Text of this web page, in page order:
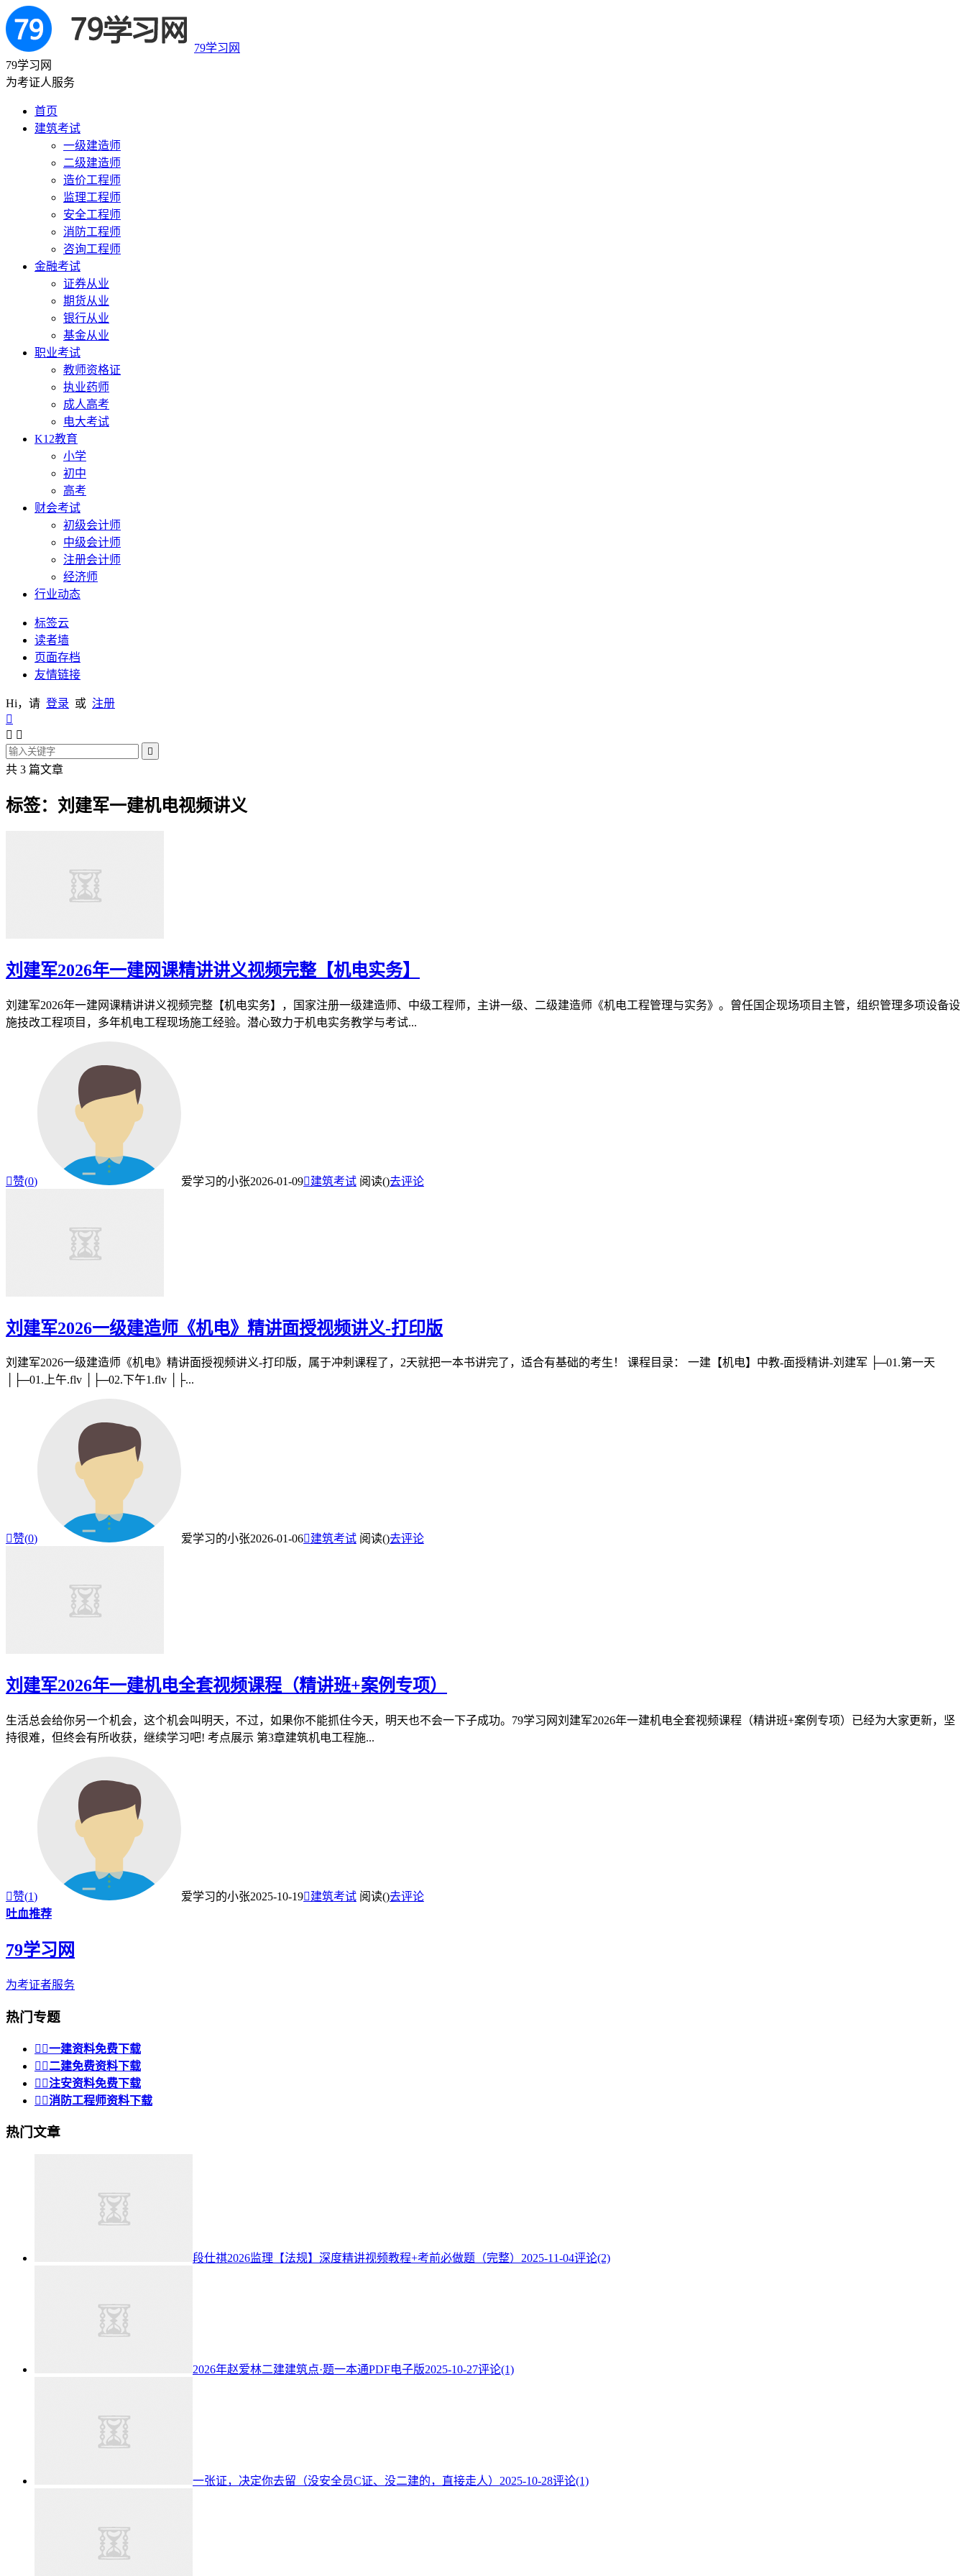
79学习网
79学习网
为考证人服务
首页
建筑考试
一级建造师
二级建造师
造价工程师
监理工程师
安全工程师
消防工程师
咨询工程师
金融考试
证券从业
期货从业
银行从业
基金从业
职业考试
教师资格证
执业药师
成人高考
电大考试
K12教育
小学
初中
高考
财会考试
初级会计师
中级会计师
注册会计师
经济师
行业动态
标签云
读者墙
页面存档
友情链接
Hi，请 登录 或 注册

 

共 3 篇文章
标签：刘建军一建机电视频讲义
刘建军2026年一建网课精讲讲义视频完整【机电实务】
刘建军2026年一建网课精讲讲义视频完整【机电实务】，国家注册一级建造师、中级工程师，主讲一级、二级建造师《机电工程管理与实务》。曾任国企现场项目主管，组织管理多项设备设
施技改工程项目，多年机电工程现场施工经验。潜心致力于机电实务教学与考试...
赞(0) 爱学习的小张2026-01-09建筑考试 阅读()去评论
刘建军2026一级建造师《机电》精讲面授视频讲义-打印版
刘建军2026一级建造师《机电》精讲面授视频讲义-打印版，属于冲刺课程了，2天就把一本书讲完了，适合有基础的考生！ 课程目录： 一建【机电】中教-面授精讲-刘建军 ├─01.第一天
│├─01.上午.flv │├─02.下午1.flv │├...
赞(0) 爱学习的小张2026-01-06建筑考试 阅读()去评论
刘建军2026年一建机电全套视频课程（精讲班+案例专项）
生活总会给你另一个机会，这个机会叫明天，不过，如果你不能抓住今天，明天也不会一下子成功。79学习网刘建军2026年一建机电全套视频课程（精讲班+案例专项）已经为大家更新，坚
持很难，但终会有所收获，继续学习吧! 考点展示 第3章建筑机电工程施...
赞(1) 爱学习的小张2025-10-19建筑考试 阅读()去评论
吐血推荐
79学习网
为考证者服务
热门专题
 一建资料免费下载
 二建免费资料下载
 注安资料免费下载
 消防工程师资料下载
热门文章
段仕祺2026监理【法规】深度精讲视频教程+考前必做题（完整） 2025-11-04评论(2)
2026年赵爱林二建建筑点·题一本通PDF电子版2025-10-27评论(1)
一张证，决定你去留（没安全员C证、没二建的，直接走人） 2025-10-28评论(1)